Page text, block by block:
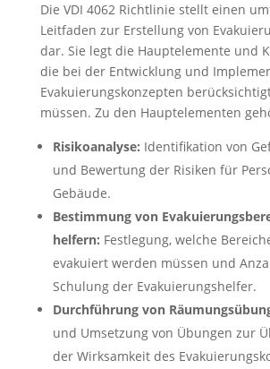
Die VDI 4062 Richtlinie stellt einen
Leitfaden zur Erstellung von
dar. Sie legt die Hauptelemente und
die bei der Entwicklung und
Evakuierungskonzepten
müssen. Zu den Hauptelementen
Risikoanalyse: Identifikation von
und Bewertung der Risiken für
Gebäude.
Bestimmung von
helfern: Festlegung, welche
evakuiert werden müssen und
Schulung der Evakuierungshelfer.
Durchführung von
und Umsetzung von Übungen zur
der Wirksamkeit des